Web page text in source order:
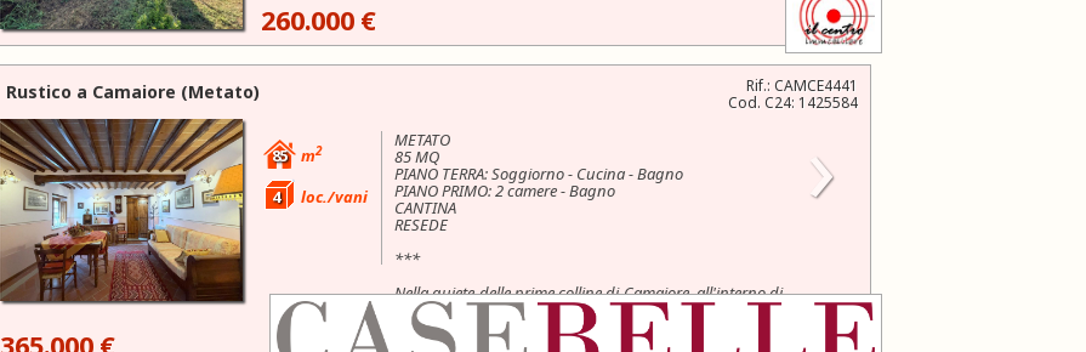
260.000 €
Rif.: CAMCE4441
Cod. C24: 1425584
Rustico a Camaiore (Metato)
85 m2
4 loc./vani
METATO
85 MQ
PIANO TERRA: Soggiorno - Cucina - Bagno
PIANO PRIMO: 2 camere - Bagno
CANTINA
RESEDE
***
Nella quiete delle prime colline di Camaiore, all'interno di
un...
›
365.000 €